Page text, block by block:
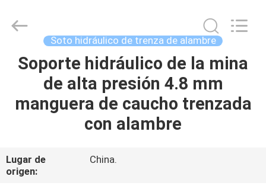
HOGAR
PRODUCTOS
NOSOTROS
productos
especifican
Proveedor.
wirehydraulichose.com.
All
Rights
Reserved.
Soto hidráulico de trenza de alambre
Soporte hidráulico de la mina
de alta presión 4.8 mm
manguera de caucho trenzada
con alambre
Lugar de
origen:
China.